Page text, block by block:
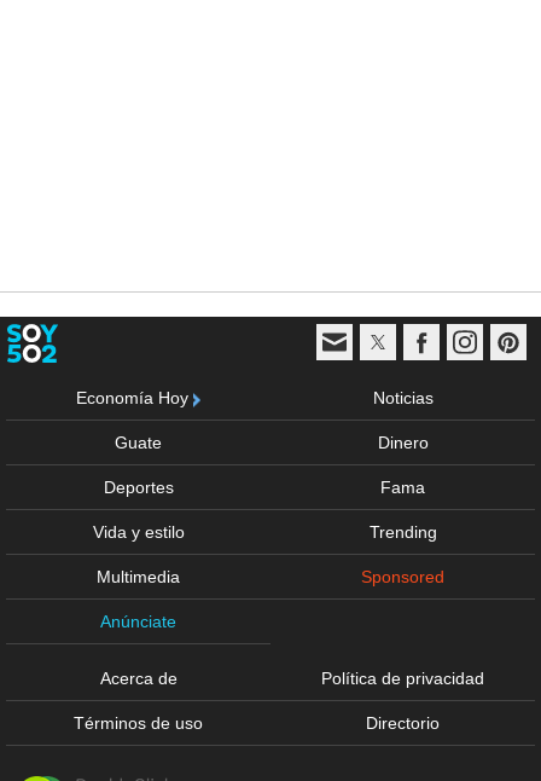
Economía Hoy Noticias
Guate Dinero
Deportes Fama
Vida y estilo Trending
Multimedia Sponsored
Anúnciate
Acerca de Política de privacidad
Términos de uso Directorio